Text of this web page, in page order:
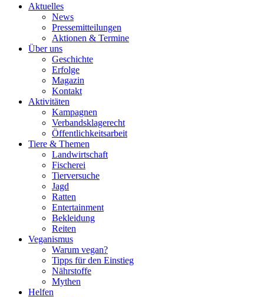
Aktuelles
News
Pressemitteilungen
Aktionen & Termine
Über uns
Geschichte
Erfolge
Magazin
Kontakt
Aktivitäten
Kampagnen
Verbandsklagerecht
Öffentlichkeitsarbeit
Tiere & Themen
Landwirtschaft
Fischerei
Tierversuche
Jagd
Ratten
Entertainment
Bekleidung
Reiten
Veganismus
Warum vegan?
Tipps für den Einstieg
Nährstoffe
Mythen
Helfen